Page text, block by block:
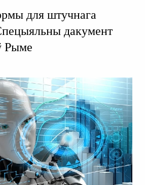
для штучнага
дакумент
Рыме